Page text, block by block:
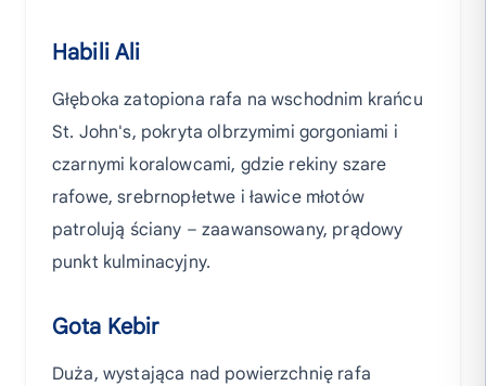
Habili Ali
Głęboka zatopiona rafa na wschodnim krańcu
St. John's, pokryta olbrzymimi gorgoniami i
czarnymi koralowcami, gdzie rekiny szare
rafowe, srebrnopłetwe i ławice młotów
patrolują ściany – zaawansowany, prądowy
punkt kulminacyjny.
Gota Kebir
Duża, wystająca nad powierzchnię rafa